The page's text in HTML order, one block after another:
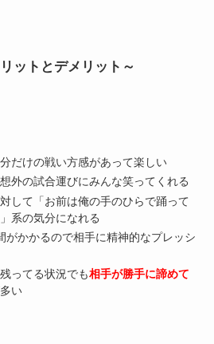
ットとデメリット～
だけの戦い方感があって楽しい
外の試合運びにみんな笑ってくれる
して「お前は俺の手のひらで踊って
系の気分になれる
がかかるので相手に精神的なプレッシ
ってる状況でも相手が勝手に諦めて
い